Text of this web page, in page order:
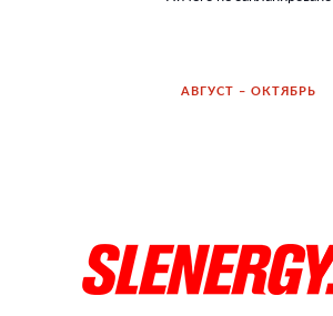
АВГУСТ – ОКТЯБРЬ